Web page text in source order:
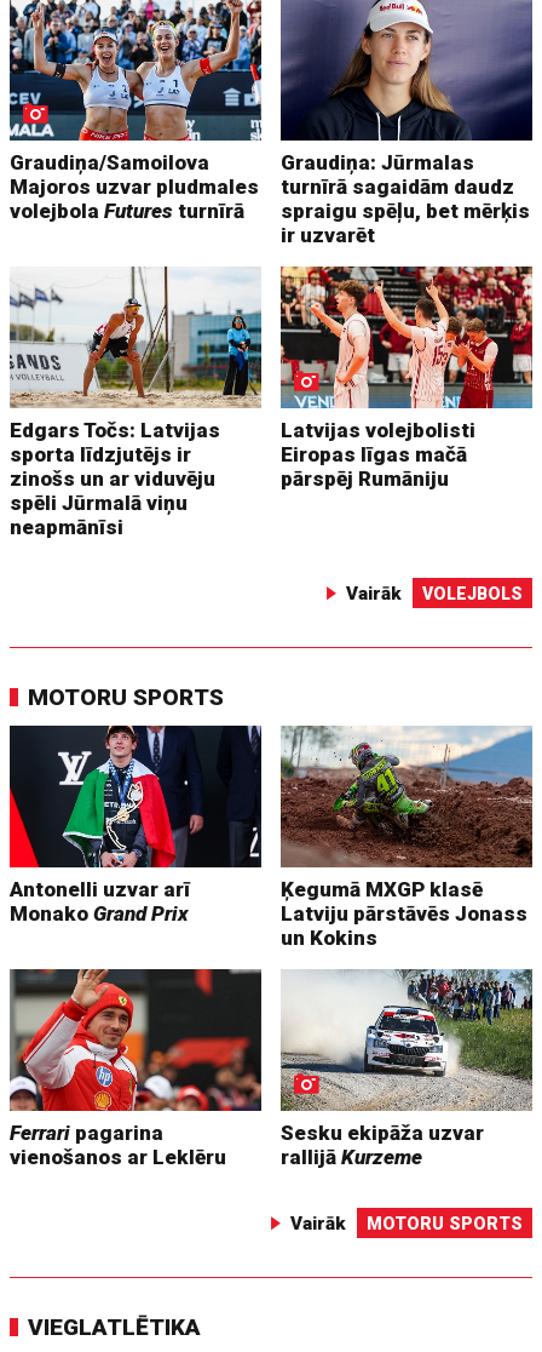
Graudiņa/Samoilova
Majoros uzvar pludmales
volejbolaFutures turnīrā
Graudiņa: Jūrmalas
turnīrā sagaidām daudz
spraigu spēļu, bet mērķis
ir uzvarēt
Edgars Točs: Latvijas
sporta līdzjutējs ir
zinošs un ar viduvēju
spēli Jūrmalā viņu
neapmānīsi
Latvijas volejbolisti
Eiropas līgas mačā
pārspēj Rumāniju
Vairāk VOLEJBOLS
MOTORU SPORTS
Antonelli uzvar arī
MonakoGrand Prix
Ķegumā MXGP klasē
Latviju pārstāvēs Jonass
un Kokins
Ferrari pagarina
vienošanos ar Leklēru
Sesku ekipāža uzvar
rallijāKurzeme
Vairāk MOTORU SPORTS
VIEGLATLĒTIKA